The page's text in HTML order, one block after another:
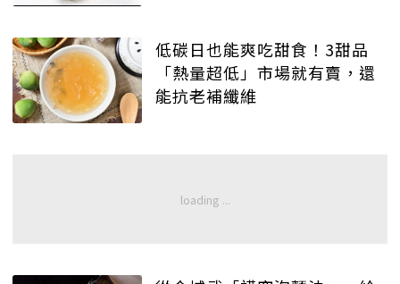
低碳日也能爽吃甜食！3甜品
「熱量超低」市場就有賣，還
能抗老補纖維